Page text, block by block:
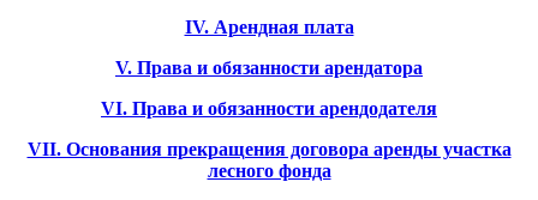
IV. Арендная плата
V. Права и обязанности арендатора
VI. Права и обязанности арендодателя
VII. Основания прекращения договора аренды участка
лесного фонда